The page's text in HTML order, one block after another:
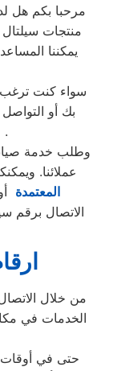
مرحبا بكم هل
منتجات
يمكننا
سواء كنت ترغب
بك أو
صيانة الخاصة بمنتجات سيلتال .
وطلب خدمة
عملائنا.
المعتمدة
الاتصال برقم
من خلال
الخدمات في
حتى في أوقات